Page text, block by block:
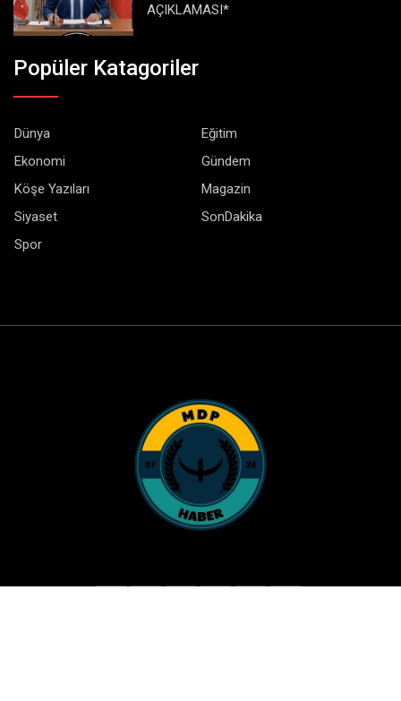
AÇIKLAMASI*
Popüler Katagoriler
Dünya
Eğitim
Ekonomi
Gündem
Köşe Yazıları
Magazin
Siyaset
SonDakika
Spor